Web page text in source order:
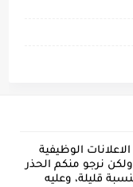
الوظيفية
نرجو منكم الحذر
قليلة، وعليه